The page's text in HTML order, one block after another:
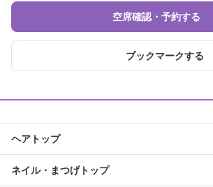
空席確認・予約する
ブックマークする
ヘアトップ
ネイル・まつげトップ